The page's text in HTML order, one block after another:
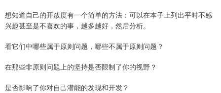
想知道自己的开放度有一个简单的方法：可以在本子上列出平时不感
兴趣甚至是不喜欢的事，越多越好，然后分析。
看它们中哪些属于原则问题，哪些不属于原则问题？
在那些非原则问题上的坚持是否限制了你的视野？
是否影响了你对自己潜能的发现和开发？